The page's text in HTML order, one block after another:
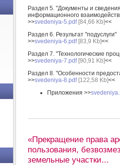
Раздел 5. "Документы и
информационного
>>svedeniya-5.pdf[84,66 Kb]<<
Раздел 6. Результат "подуслуги"
>>svedeniya-6.pdf[83,9 Kb]<<
Раздел 7. "Технологические
>>svedeniya-7.pdf[90,91 Kb]<<
Раздел 8. "Особенности
>>svedeniya-8.pdf[122,58 Kb]<<
Приложения >>
«Прекращение права
пользования,
земельные участки...